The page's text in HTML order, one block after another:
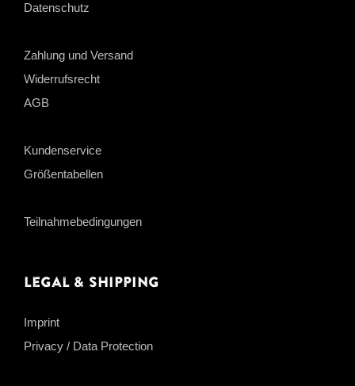
Datenschutz
Zahlung und Versand
Widerrufsrecht
AGB
Kundenservice
Größentabellen
Teilnahmebedingungen
Legal & Shipping
Imprint
Privacy / Data Protection